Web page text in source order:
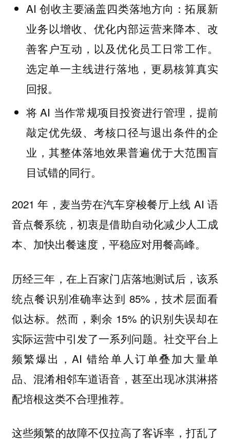
AI 创收主要涵盖四类落地方向：拓展新
业务以增收、优化内部运营来降本、改
善客户互动，以及优化员工日常工作。
选定单一主线进行落地，更易核算真实
回报。
将 AI 当作常规项目投资进行管理，提前
敲定优先级、考核口径与退出条件的企
业，其整体落地效果普遍优于大范围盲
目试错的同行。
2021 年，麦当劳在汽车穿梭餐厅上线 AI 语
音点餐系统，初衷是借助自动化减少人工成
本、加快出餐速度，平稳应对用餐高峰。
历经三年，在上百家门店落地测试后，该系
统点餐识别准确率达到 85%，技术层面看
似达标。然而，剩余 15% 的识别失误却在
实际运营中引发了一系列问题。社交平台上
频繁爆出，AI 错给单人订单叠加大量单
品、混淆相邻车道语音，甚至出现冰淇淋搭
配培根这类不合理推荐。
这些频繁的故障不仅拉高了客诉率，打乱了